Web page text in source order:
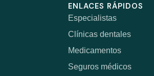
ENLACES RÁPIDOS
Especialistas
Clínicas dentales
Medicamentos
Seguros médicos